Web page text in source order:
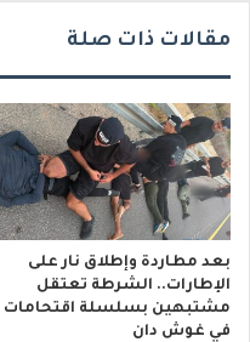
مقالات ذات صلة
بعد مطاردة وإطلاق نار على
الإطارات.. الشرطة تعتقل
مشتبهين بسلسلة اقتحامات
في غوش دان